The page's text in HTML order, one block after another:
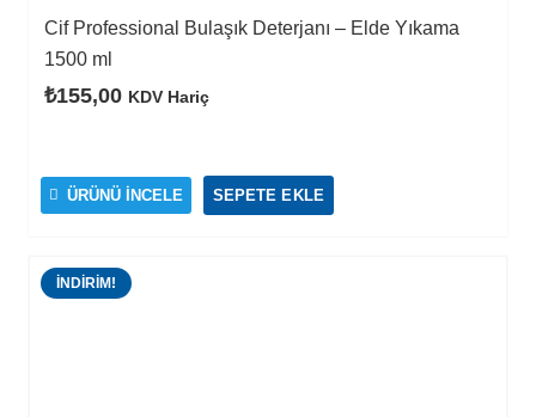
Cif Professional Bulaşık Deterjanı – Elde Yıkama
1500 ml
₺155,00 KDV Hariç
ÜRÜNÜ İNCELE SEPETE EKLE
İNDIRIM!